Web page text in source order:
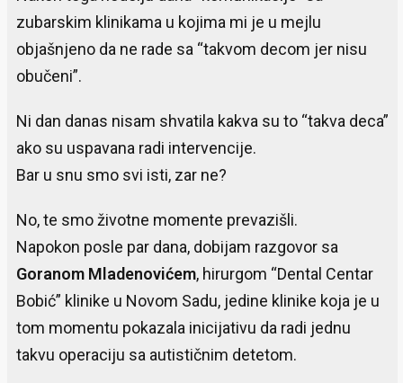
zubarskim klinikama u kojima mi je u mejlu
objašnjeno da ne rade sa “takvom decom jer nisu
obučeni”.
Ni dan danas nisam shvatila kakva su to “takva deca”
ako su uspavana radi intervencije.
Bar u snu smo svi isti, zar ne?
No, te smo životne momente prevazišli.
Napokon posle par dana, dobijam razgovor sa
Goranom Mladenovićem, hirurgom “Dental Centar
Bobić” klinike u Novom Sadu, jedine klinike koja je u
tom momentu pokazala inicijativu da radi jednu
takvu operaciju sa autističnim detetom.